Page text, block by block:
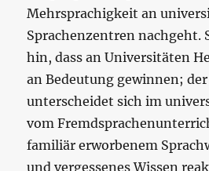
Mehrsprachigkeit an
Sprachenzentren nachgeht.
hin, dass an Universitäten
an Bedeutung gewinnen; der
unterscheidet sich im
vom
familiär erworbenem
und vergessenes Wissen